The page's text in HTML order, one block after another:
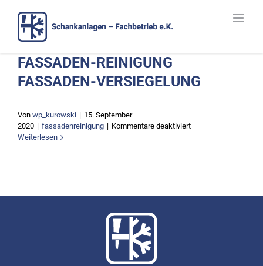
Inhalt
springen
FASSADEN-REINIGUNG
FASSADEN-VERSIEGELUNG
Von wp_kurowski | 15. September
2020 | fassadenreinigung | Kommentare deaktiviertfür
REINIGUNG
Weiterlesen